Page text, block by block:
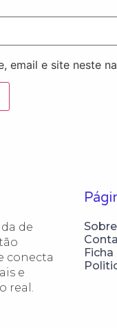
email e site neste
de
conecta
e